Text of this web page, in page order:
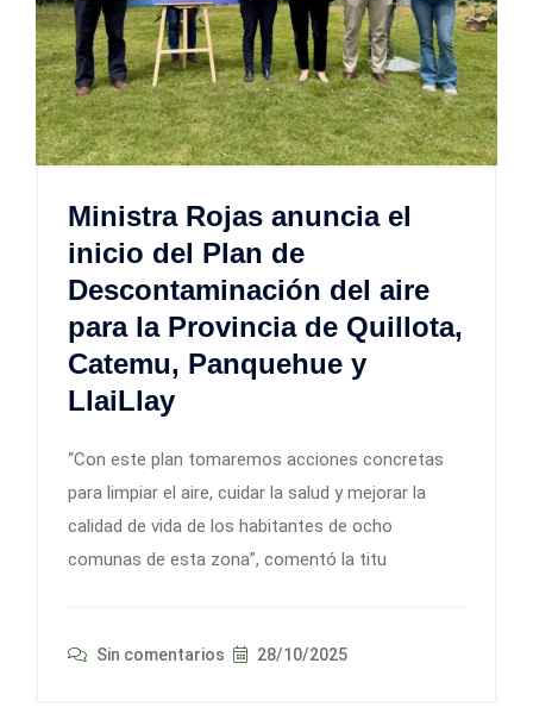
Ministra Rojas anuncia el
inicio del Plan de
Descontaminación del aire
para la Provincia de Quillota,
Catemu, Panquehue y
LlaiLlay
“Con este plan tomaremos acciones concretas
para limpiar el aire, cuidar la salud y mejorar la
calidad de vida de los habitantes de ocho
comunas de esta zona”, comentó la titu
Sin comentarios 28/10/2025